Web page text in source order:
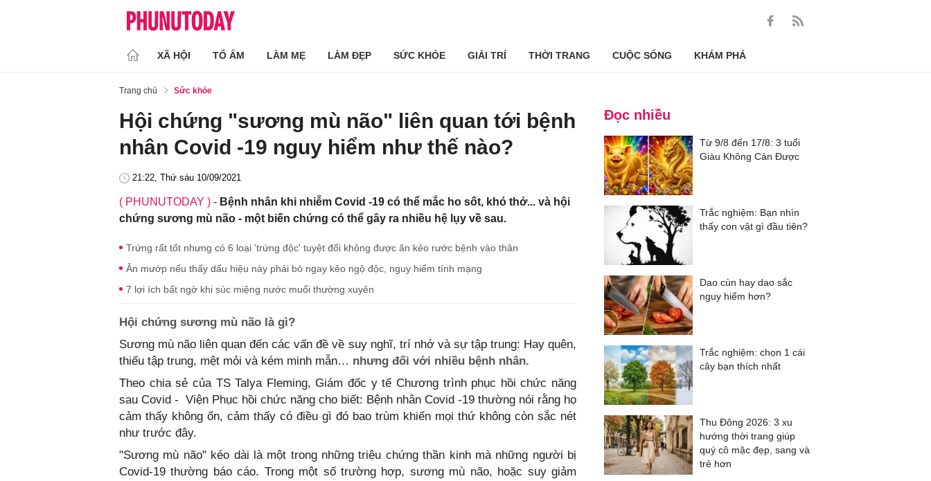
XÃ HỘI TỔ ẤM LÀM MẸ LÀM ĐẸP SỨC KHỎE GIẢI TRÍ THỜI TRANG CUỘC SỐNG KHÁM PHÁ
Trang chủ Sức khỏe
Hội chứng "sương mù não" liên quan tới bệnh
nhân Covid -19 nguy hiểm như thế nào?
21:22, Thứ sáu 10/09/2021
( PHUNUTODAY ) - Bệnh nhân khi nhiễm Covid -19 có thể mắc ho sốt, khó thở... và hội
chứng sương mù não - một biến chứng có thể gây ra nhiều hệ lụy về sau.
Trứng rất tốt nhưng có 6 loại 'trứng độc' tuyệt đối không được ăn kẻo rước bệnh vào thân
Ăn mướp nếu thấy dấu hiệu này phải bỏ ngay kẻo ngộ độc, nguy hiểm tính mạng
7 lợi ích bất ngờ khi súc miệng nước muối thường xuyên
Hội chứng sương mù não là gì?
Sương mù não liên quan đến các vấn đề về suy nghĩ, trí nhớ và sự tập trung: Hay quên,
thiếu tập trung, mệt mỏi và kém minh mẫn… nhưng đối với nhiều bệnh nhân.
Theo chia sẻ của TS Talya Fleming, Giám đốc y tế Chương trình phục hồi chức năng
sau Covid - Viện Phục hồi chức năng cho biết: Bệnh nhân Covid -19 thường nói rằng họ
cảm thấy không ổn, cảm thấy có điều gì đó bao trùm khiến mọi thứ không còn sắc nét
như trước đây.
"Sương mù não" kéo dài là một trong những triệu chứng thần kinh mà những người bị
Covid-19 thường báo cáo. Trong một số trường hợp, sương mù não, hoặc suy giảm
Đọc nhiều
Từ 9/8 đến 17/8: 3 tuổi
Giàu Không Cản Được
Trắc nghiệm: Bạn nhìn
thấy con vật gì đầu tiên?
Dao cùn hay dao sắc
nguy hiểm hơn?
Trắc nghiệm: chọn 1 cái
cây bạn thích nhất
Thu Đông 2026: 3 xu
hướng thời trang giúp
quý cô mặc đẹp, sang và
trẻ hơn